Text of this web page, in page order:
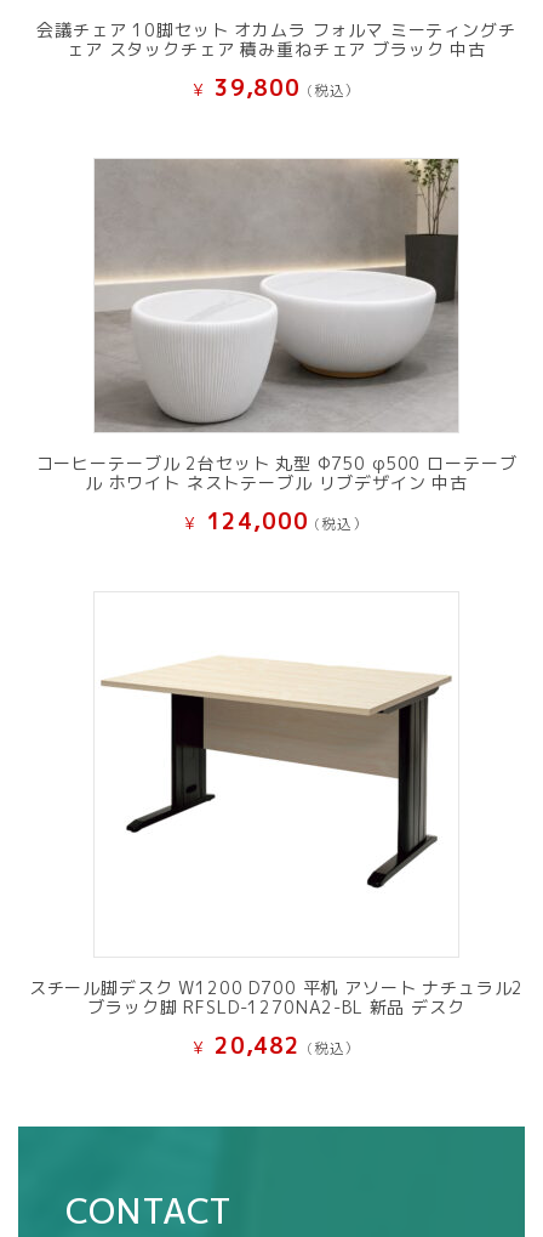
会議チェア 10脚セット オカムラ フォルマ ミーティングチ
ェア スタックチェア 積み重ねチェア ブラック 中古
¥ 39,800 (税込）
コーヒーテーブル 2台セット 丸型 Φ750 φ500 ローテーブ
ル ホワイト ネストテーブル リブデザイン 中古
¥ 124,000 (税込）
スチール脚デスク W1200 D700 平机 アソート ナチュラル2
ブラック脚 RFSLD-1270NA2-BL 新品 デスク
¥ 20,482 (税込）
CONTACT